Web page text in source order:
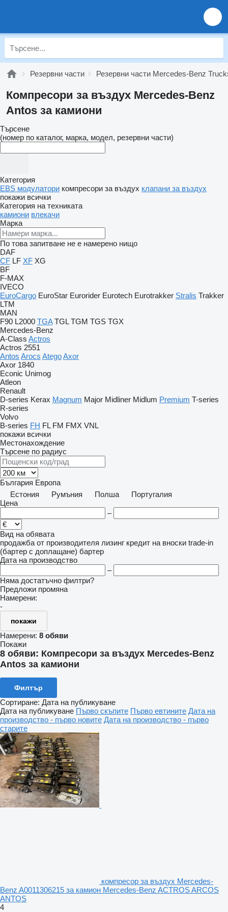
Резервни части Резервни части Mercedes-Benz
Компресори за въздух Mercedes-Benz
Antos за камиони
Търсене
(номер по каталог, марка, модел, резервни части)
Категория
EBS модулатори компресори за въздух клапани за въздух
покажи всички
Категория на техниката
камиони влекачи
Марка
По това запитване не е намерено нищо
DAF
CF LF XF XG
BF
F-MAX
IVECO
EuroCargo EuroStar Eurorider Eurotech Eurotrakker Stralis Trakker
LTM
MAN
F90 L2000 TGA TGL TGM TGS TGX
Mercedes-Benz
A-Class Actros
Actros 2551
Antos Arocs AtegoAxor
Axor 1840
Econic Unimog
Atleon
Renault
D-series Kerax Magnum Major Midliner Midlum Premium T-series
R-series
Volvo
B-series FH FL FM FMX VNL
покажи всички
Местонахождение
Търсене по радиус
България Европа
Естония
Румъния Полша
Португалия
Цена
–
Вид на обявата
продажба от производителя лизинг кредит на вноски trade-in
(бартер с доплащане) бартер
Дата на производство
–
Няма достатъчно филтри?
Предложи промяна
Намерени:
-
покажи
Намерени: 8 обяви
Покажи
8 обяви: Компресори за въздух Mercedes-Benz
Antos за камиони
Филтър
Сортиране: Дата на публикуване
Дата на публикуване Първо скъпите Първо евтините Дата на
производство - първо новите Дата на производство - първо
старите
компресор за въздух Mercedes-
Benz A0011306215 за камион Mercedes-Benz ACTROS ARCOS
ANTOS
4